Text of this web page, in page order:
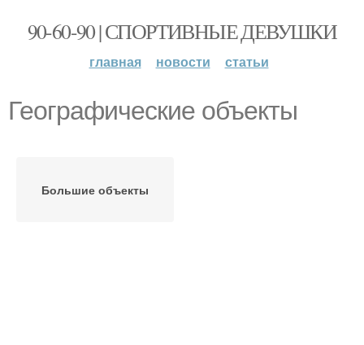
90-60-90 | СПОРТИВНЫЕ ДЕВУШКИ
главная новости статьи
Географические объекты
Большие объекты